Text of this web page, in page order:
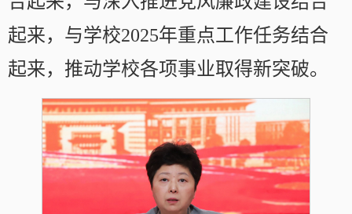
起来，与学校2025年重点工作任务结合
起来，推动学校各项事业取得新突破。